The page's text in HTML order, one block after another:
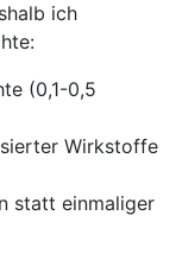
ich
(0,1-0,5
Wirkstoffe
statt einmaliger